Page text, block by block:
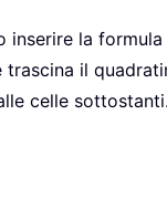
inserire la formula
il
celle sottostanti.